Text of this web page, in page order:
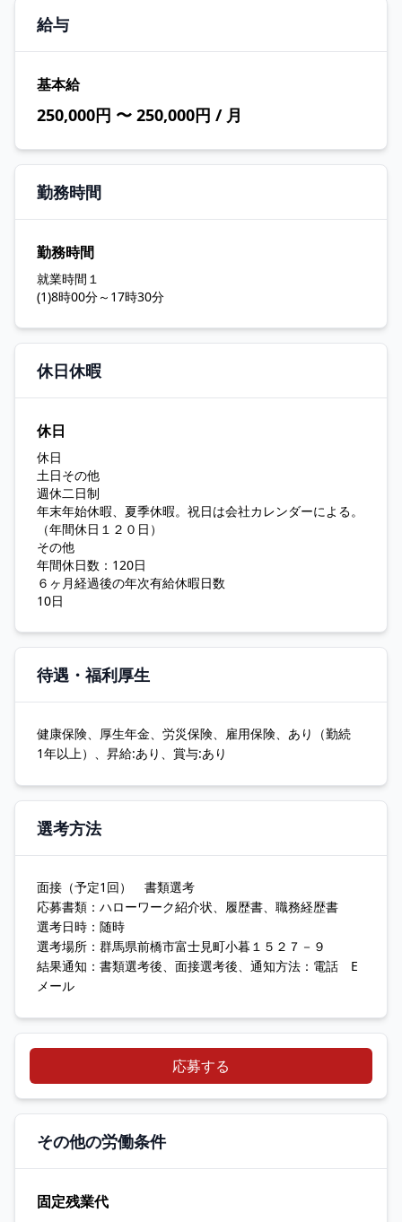
給与
基本給
250,000円 〜 250,000円 / 月
勤務時間
勤務時間
就業時間１
(1)8時00分～17時30分
休日休暇
休日
休日
土日その他
週休二日制
年末年始休暇、夏季休暇。祝日は会社カレンダーによる。
（年間休日１２０日）
その他
年間休日数：120日
６ヶ月経過後の年次有給休暇日数
10日
待遇・福利厚生
健康保険、厚生年金、労災保険、雇用保険、あり（勤続
1年以上）、昇給:あり、賞与:あり
選考方法
面接（予定1回） 書類選考
応募書類：ハローワーク紹介状、履歴書、職務経歴書
選考日時：随時
選考場所：群馬県前橋市富士見町小暮１５２７－９
結果通知：書類選考後、面接選考後、通知方法：電話 E
メール
応募する
その他の労働条件
固定残業代